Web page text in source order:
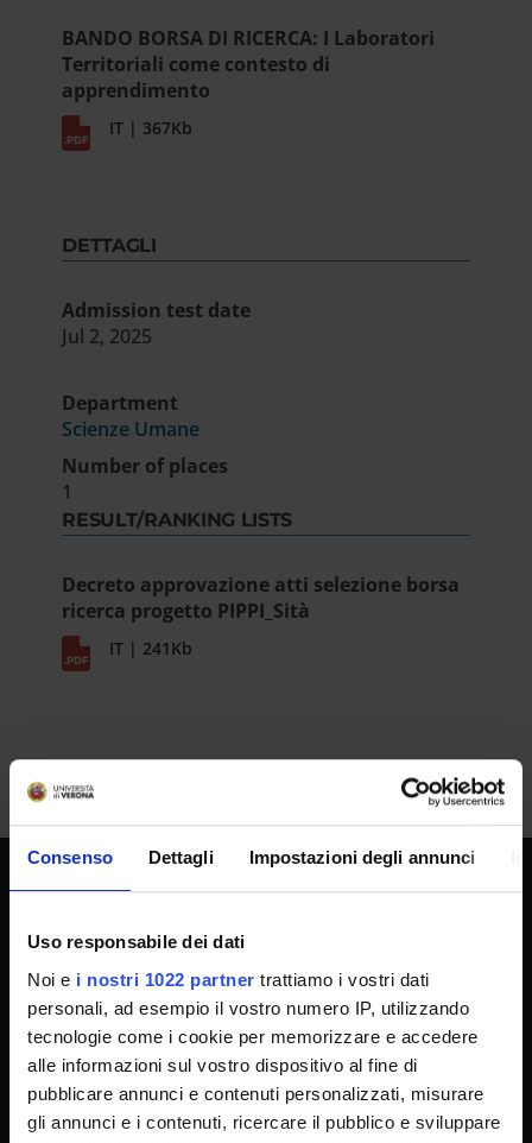
Consenso Dettagli Impostazioni degli annunci
Uso responsabile dei dati
Noi e i nostri 1022 partner trattiamo i vostri dati
personali, ad esempio il vostro numero IP, utilizzando
tecnologie come i cookie per memorizzare e accedere
alle informazioni sul vostro dispositivo al fine di
pubblicare annunci e contenuti personalizzati, misurare
gli annunci e i contenuti, ricercare il pubblico e sviluppare
BANDO BORSA DI RICERCA: I Laboratori
Territoriali come contesto di
apprendimento
IT | 367Kb
DETTAGLI
Admission test date
Jul 2, 2025
Department
Scienze Umane
Number of places
1
RESULT/RANKING LISTS
Decreto approvazione atti selezione borsa
ricerca progetto PIPPI_Sità
IT | 241Kb
Transparency
Official University Register
Procurement